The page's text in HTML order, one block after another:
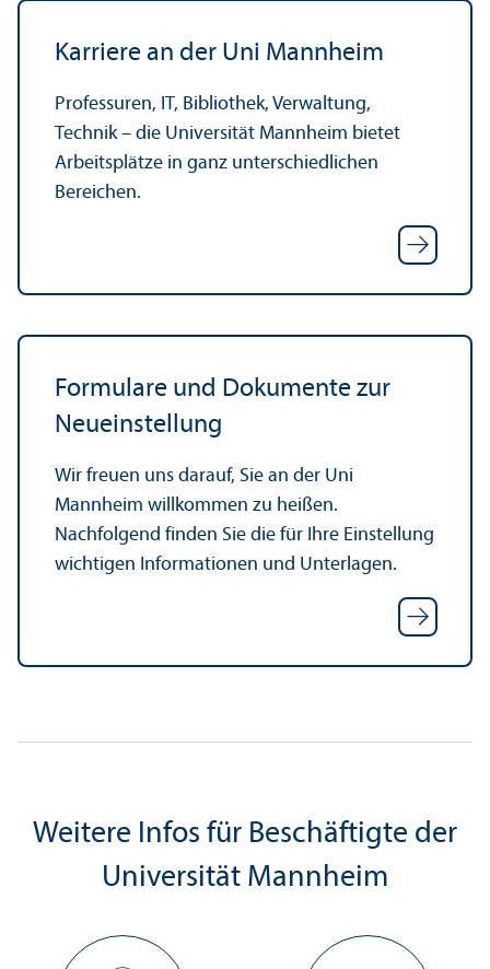
Karriere an der Uni Mannheim
Professuren, IT, Bibliothek, Verwaltung,
Technik – die Universität Mannheim bietet
Arbeits­plätze in ganz unter­schiedlichen
Bereichen.
Formulare und Dokumente zur
Neueinstellung
Wir freuen uns darauf, Sie an der Uni
Mannheim willkommen zu heißen.
Nachfolgend finden Sie die für Ihre Einstellung
wichtigen Informationen und Unter­lagen.
Weitere Infos für Beschäftigte der
Universität Mannheim